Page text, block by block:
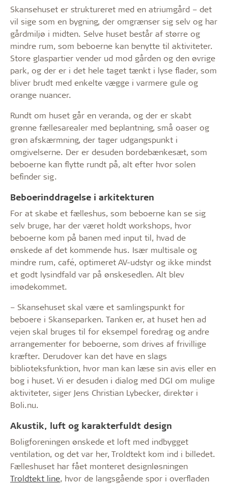
Skansehuset er struktureret med en atriumgård – det
vil sige som en bygning, der omgrænser sig selv og har
gårdmiljø i midten. Selve huset består af større og
mindre rum, som beboerne kan benytte til aktiviteter.
Store glaspartier vender ud mod gården og den øvrige
park, og der er i det hele taget tænkt i lyse flader, som
bliver brudt med enkelte vægge i varmere gule og
orange nuancer.
Rundt om huset går en veranda, og der er skabt
grønne fællesarealer med beplantning, små oaser og
grøn afskærmning, der tager udgangspunkt i
omgivelserne. Der er desuden bordebænkesæt, som
beboerne kan flytte rundt på, alt efter hvor solen
befinder sig.
Beboerinddragelse i arkitekturen
For at skabe et fælleshus, som beboerne kan se sig
selv bruge, har der været holdt workshops, hvor
beboerne kom på banen med input til, hvad de
ønskede af det kommende hus. Især multisale og
mindre rum, café, optimeret AV-udstyr og ikke mindst
et godt lysindfald var på ønskesedlen. Alt blev
imødekommet.
– Skansehuset skal være et samlingspunkt for
beboere i Skanseparken. Tanken er, at huset hen ad
vejen skal bruges til for eksempel foredrag og andre
arrangementer for beboerne, som drives af frivillige
kræfter. Derudover kan det have en slags
biblioteksfunktion, hvor man kan læse sin avis eller en
bog i huset. Vi er desuden i dialog med DGI om mulige
aktiviteter, siger Jens Christian Lybecker, direktør i
Boli.nu.
Akustik, luft og karakterfuldt design
Boligforeningen ønskede et loft med indbygget
ventilation, og det var her, Troldtekt kom ind i billedet.
Fælleshuset har fået monteret designløsningen
Troldtekt line, hvor de langsgående spor i overfladen